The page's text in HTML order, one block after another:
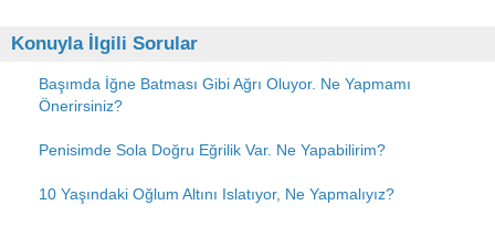
Konuyla İlgili Sorular
Başımda İğne Batması Gibi Ağrı Oluyor. Ne Yapmamı
Önerirsiniz?
Penisimde Sola Doğru Eğrilik Var. Ne Yapabilirim?
10 Yaşındaki Oğlum Altını Islatıyor, Ne Yapmalıyız?